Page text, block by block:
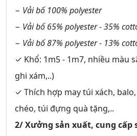
− Vải bố 100% polyester
− Vải bố 65% polyester - 35%
− Vải bố 87% polyester - 13%
✓ Khổ: 1m5 - 1m7, nhiều màu
ghi xám,..)
✓ Thích hợp may túi xách,
chéo, túi đựng quà tặng,..
2/ Xưởng sản xuất, cung cấp